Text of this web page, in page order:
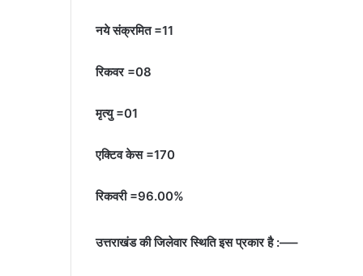
नये संक्रमित =11
रिकवर =08
मृत्यु =01
एक्टिव केस =170
रिकवरी =96.00%
उत्तराखंड की जिलेवार स्थिति इस प्रकार है :—–